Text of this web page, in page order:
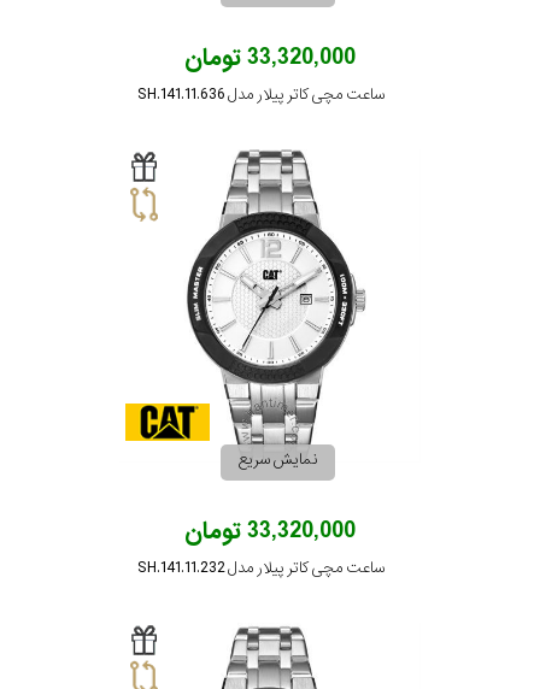
33,320,000 تومان
ساعت مچی کاتر پیلار مدل SH.141.11.636
نمایش سریع
33,320,000 تومان
ساعت مچی کاتر پیلار مدل SH.141.11.232